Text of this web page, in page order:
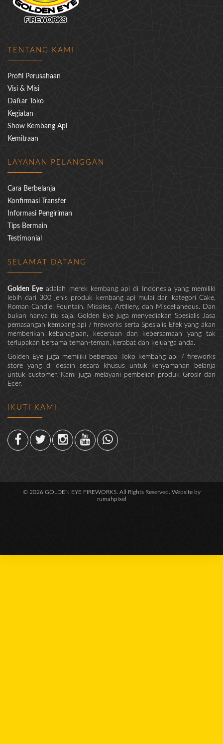
TENTANG KAMI
Profil Perusahaan
Visi & Misi
Daftar Toko
Kegiatan
Show Kembang Api
Kemitraan
LAYANAN PELANGGAN
Cara Berbelanja
Konfirmasi Transfer
Informasi Pengiriman
Tips Bermain
Testimonial
SELAMAT DATANG
Golden Eye adalah merek kembang api di Indonesia yang memiliki
lebih dari 300 jenis produk kembang api mulai dari kategori Cake,
Roman Candle, Fountain, Missiles, Artillery, dan Miscellaneous. Dan
bukan hanya itu saja, Golden Eye juga menyediakan Spesialis Jasa
pemasangan kembang api / fireworks serta Spesialis Efek yang akan
memberikan kebahagiaan, keceriaan dan kebersamaan yang tak
terlupakan bersama teman-teman, kerabat dan keluarga anda.
Golden Eye juga memiliki beberapa Toko kembang api / fireworks
store yang di desain secara khusus untuk kenyamanan belanja
untuk customer. Kami juga melayani pembelian produk Grosir dan
Ecer.
IKUTI KAMI
© 2026 GOLDEN EYE FIREWORKS. All Rights Reserved. Website by
rumahpixel